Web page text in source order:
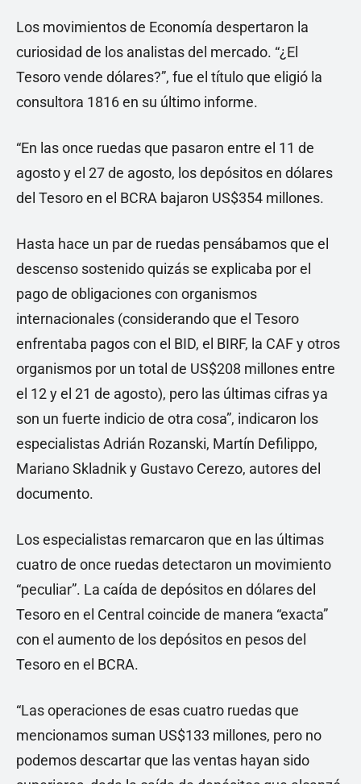
Los movimientos de Economía despertaron la
curiosidad de los analistas del mercado. “¿El
Tesoro vende dólares?”, fue el título que eligió la
consultora 1816 en su último informe.
“En las once ruedas que pasaron entre el 11 de
agosto y el 27 de agosto, los depósitos en dólares
del Tesoro en el BCRA bajaron US$354 millones.
Hasta hace un par de ruedas pensábamos que el
descenso sostenido quizás se explicaba por el
pago de obligaciones con organismos
internacionales (considerando que el Tesoro
enfrentaba pagos con el BID, el BIRF, la CAF y otros
organismos por un total de US$208 millones entre
el 12 y el 21 de agosto), pero las últimas cifras ya
son un fuerte indicio de otra cosa”, indicaron los
especialistas Adrián Rozanski, Martín Defilippo,
Mariano Skladnik y Gustavo Cerezo, autores del
documento.
Los especialistas remarcaron que en las últimas
cuatro de once ruedas detectaron un movimiento
“peculiar”. La caída de depósitos en dólares del
Tesoro en el Central coincide de manera “exacta”
con el aumento de los depósitos en pesos del
Tesoro en el BCRA.
“Las operaciones de esas cuatro ruedas que
mencionamos suman US$133 millones, pero no
podemos descartar que las ventas hayan sido